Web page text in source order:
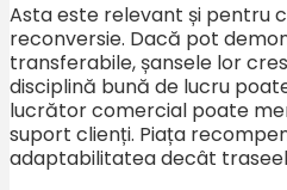
Asta este relevant și pentru
reconversie. Dacă pot
transferabile, șansele lor
disciplină bună de lucru
lucrător comercial poate
suport clienți. Piața
adaptabilitatea decât